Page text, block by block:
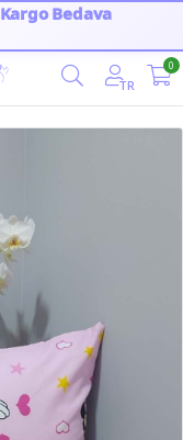
Kargo Bedava
TR
0